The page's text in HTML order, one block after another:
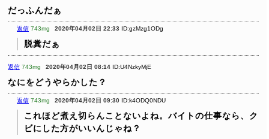
だっふんだぁ
返信 743mg 2020年04月02日 22:33 ID:gzMzg1ODg
脱糞だぁ
返信 743mg 2020年04月02日 08:14 ID:U4NzkyMjE
なにをどうやらかした？
返信 743mg 2020年04月02日 09:30 ID:k4ODQ0NDU
これほど煮え切らんことないよね。バイトの仕事なら、ク
ビにした方がいいんじゃね？